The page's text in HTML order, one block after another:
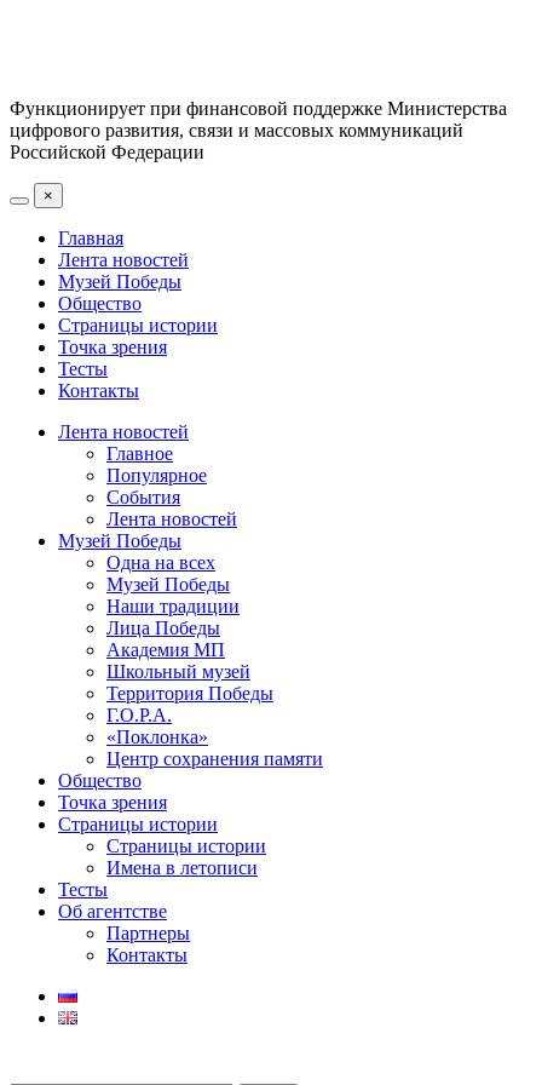
Функционирует при финансовой поддержке Министерства
цифрового развития, связи и массовых коммуникаций
Российской Федерации
×
Главная
Лента новостей
Музей Победы
Общество
Страницы истории
Точка зрения
Тесты
Контакты
Лента новостей
Главное
Популярное
События
Лента новостей
Музей Победы
Одна на всех
Музей Победы
Наши традиции
Лица Победы
Академия МП
Школьный музей
Территория Победы
Г.О.Р.А.
«Поклонка»
Центр сохранения памяти
Общество
Точка зрения
Страницы истории
Страницы истории
Имена в летописи
Тесты
Об агентстве
Партнеры
Контакты